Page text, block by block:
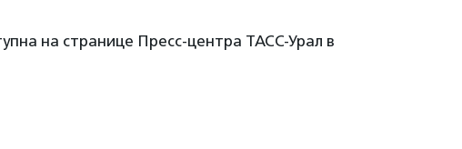
на странице Пресс-центра ТАСС-Урал в